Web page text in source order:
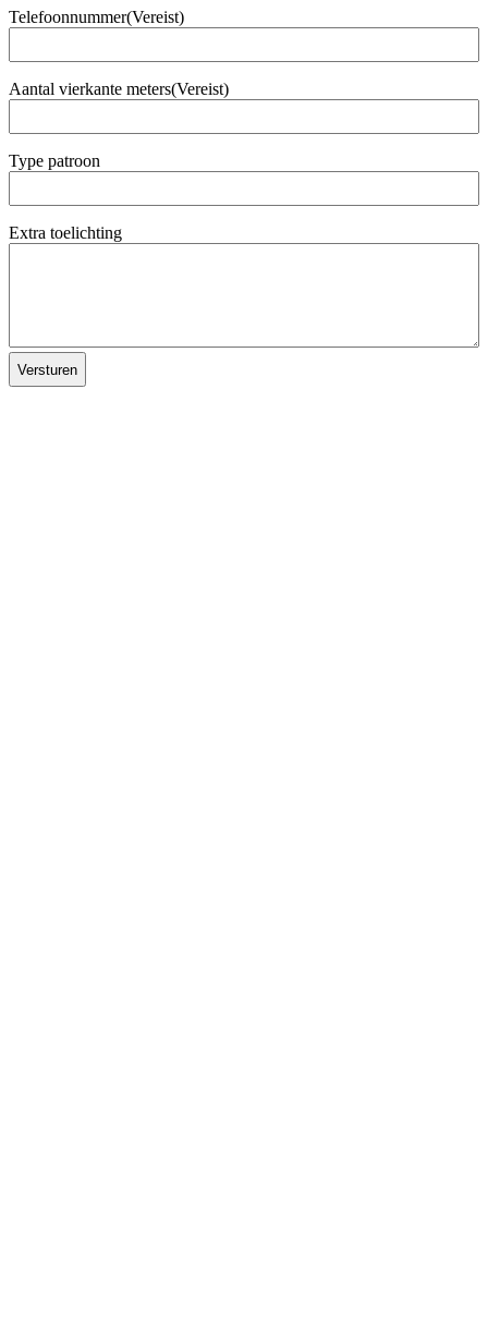
Telefoonnummer(Vereist)
Aantal vierkante meters(Vereist)
Type patroon
Extra toelichting